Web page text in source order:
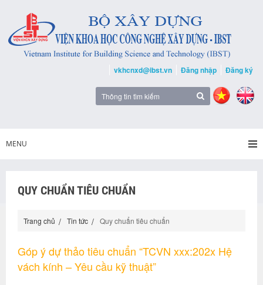
vkhcnxd@ibst.vn Đăng nhập Đăng ký
MENU
QUY CHUẨN TIÊU CHUẨN
Trang chủ Tin tức Quy chuẩn tiêu chuẩn
Góp ý dự thảo tiêu chuẩn “TCVN xxx:202x Hệ
vách kính – Yêu cầu kỹ thuật”